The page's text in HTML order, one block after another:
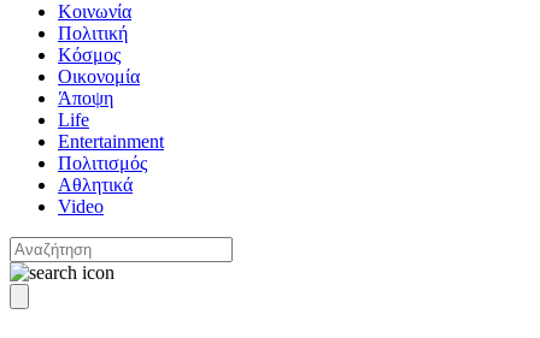
Κοινωνία
Πολιτική
Κόσμος
Οικονομία
Άποψη
Life
Entertainment
Πολιτισμός
Αθλητικά
Video